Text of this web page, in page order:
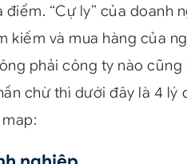
“Cự ly” của doanh
kiếm và mua hàng của
phải công ty nào
chừ thì dưới đây là 4 lý